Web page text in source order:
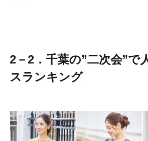
2－2．千葉の”二次会”で
スランキング